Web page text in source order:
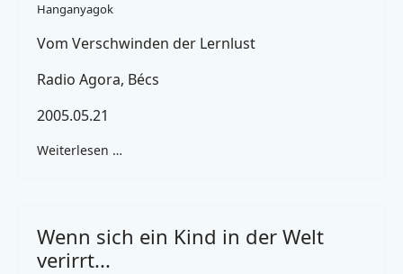
Hanganyagok
Vom Verschwinden der Lernlust
Radio Agora, Bécs
2005.05.21
Weiterlesen …
Wenn sich ein Kind in der Welt
verirrt...